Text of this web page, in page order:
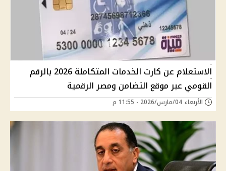
الاستعلام عن كارت الخدمات المتكاملة 2026 بالرقم
القومي عبر موقع التضامن ومصر الرقمية
الأربعاء 04/مارس/2026 - 11:55 م